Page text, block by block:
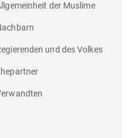
der Muslime
und des Volkes